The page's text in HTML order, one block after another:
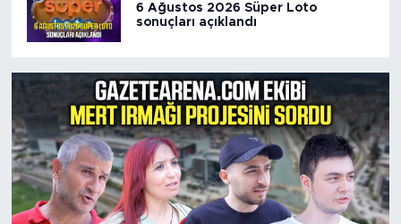
6 Ağustos 2026 Süper Loto
sonuçları açıklandı